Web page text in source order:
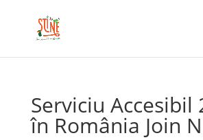
Serviciu
în România Join